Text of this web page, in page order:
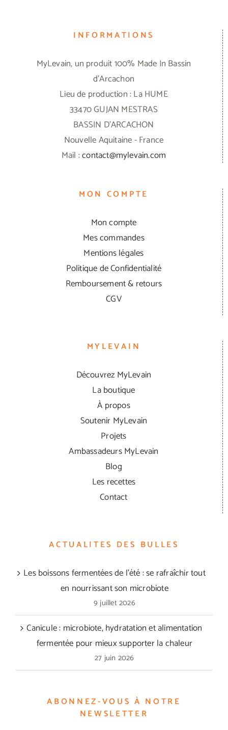
INFORMATIONS
MyLevain, un produit 100% Made In Bassin
d'Arcachon
Lieu de production : La HUME
33470 GUJAN MESTRAS
BASSIN D'ARCACHON
Nouvelle Aquitaine - France
Mail :contact@mylevain.com
MON COMPTE
Mon compte
Mes commandes
Mentions légales
Politique de Confidentialité
Remboursement & retours
CGV
MYLEVAIN
Découvrez MyLevain
La boutique
À propos
Soutenir MyLevain
Projets
Ambassadeurs MyLevain
Blog
Les recettes
Contact
ACTUALITES DES BULLES
Les boissons fermentées de l’été : se rafraîchir tout
en nourrissant son microbiote
9 juillet 2026
Canicule : microbiote, hydratation et alimentation
fermentée pour mieux supporter la chaleur
27 juin 2026
ABONNEZ-VOUS À NOTRE
NEWSLETTER